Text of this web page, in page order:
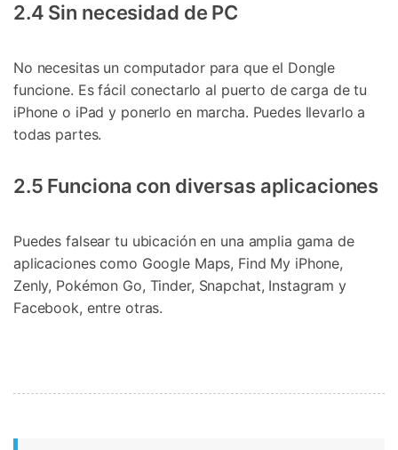
2.4 Sin necesidad de PC
No necesitas un computador para que el Dongle
funcione. Es fácil conectarlo al puerto de carga de tu
iPhone o iPad y ponerlo en marcha. Puedes llevarlo a
todas partes.
2.5 Funciona con diversas aplicaciones
Puedes falsear tu ubicación en una amplia gama de
aplicaciones como Google Maps, Find My iPhone,
Zenly, Pokémon Go, Tinder, Snapchat, Instagram y
Facebook, entre otras.